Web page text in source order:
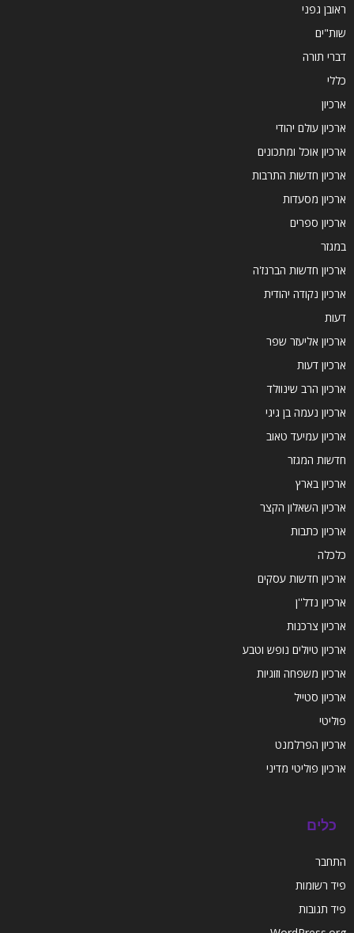
ראובן גפני
שות"ים
דברי תורה
כללי
ארכיון
ארכיון עולם יהודי
ארכיון אוכל ומתכונים
ארכיון חדשות התרבות
ארכיון מסעדות
ארכיון ספרים
במגזר
ארכיון חדשות הברנז'ה
ארכיון נקודה יהודית
דעות
ארכיון אליעזר שפר
ארכיון דעות
ארכיון הרב שינוולד
ארכיון נעמה בן גיגי
ארכיון עמיעד טאוב
חדשות המגזר
ארכיון בארץ
ארכיון השאלון הקצר
ארכיון כתבות
כלכלה
ארכיון חדשות עסקים
ארכיון נדל''ן
ארכיון צרכנות
ארכיון טיולים נופש וטבע
ארכיון משפחה וזוגיות
ארכיון סטייל
פוליטי
ארכיון הפרלמנט
ארכיון פוליטי מדיני
כלים
התחבר
פיד רשומות
פיד תגובות